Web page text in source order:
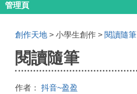
管理頁
創作天地 > 小學生創作 > 閱讀隨筆
閱讀隨筆
作者： 抖音~盈盈